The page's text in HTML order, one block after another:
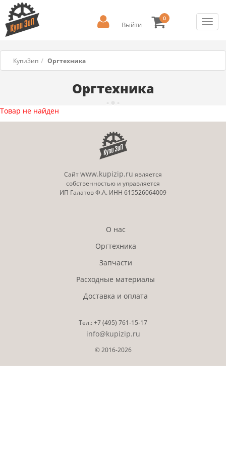
Выйти
0
КупиЗип Оргтехника
Оргтехника
Товар не найден
Сайтwww.kupizip.ru является
собственностью и управляется
ИП Галатов Ф.А. ИНН 615526064009
О нас
Оргтехника
Запчасти
Расходные материалы
Доставка и оплата
Тел.:+7 (495) 761-15-17
info@kupizip.ru
© 2016-2026